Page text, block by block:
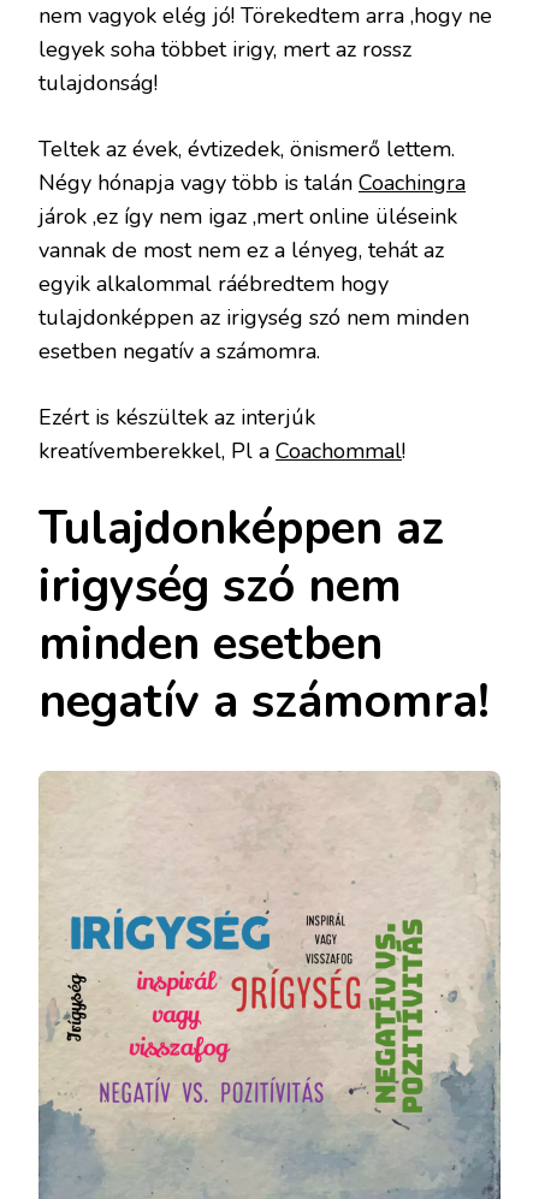
nem vagyok elég jó! Törekedtem arra ,hogy ne
legyek soha többet irigy, mert az rossz
tulajdonság!
Teltek az évek, évtizedek, önismerő lettem.
Négy hónapja vagy több is talán Coachingra
járok ,ez így nem igaz ,mert online üléseink
vannak de most nem ez a lényeg, tehát az
egyik alkalommal ráébredtem hogy
tulajdonképpen az irigység szó nem minden
esetben negatív a számomra.
Ezért is készültek az interjúk
kreatívemberekkel, Pl a Coachommal!
Tulajdonképpen az
irigység szó nem
minden esetben
negatív a számomra!